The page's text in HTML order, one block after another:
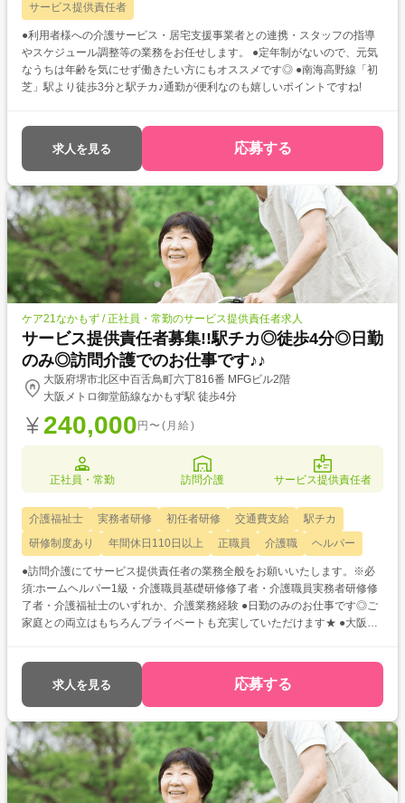
サービス提供責任者
●利用者様への介護サービス・居宅支援事業者との連携・スタッフの指導
やスケジュール調整等の業務をお任せします。 ●定年制がないので、元気
なうちは年齢を気にせず働きたい方にもオススメです◎ ●南海高野線「初
芝」駅より徒歩3分と駅チカ♪通勤が便利なのも嬉しいポイントですね!
求人を見る 応募する
ケア21なかもず / 正社員・常勤のサービス提供責任者求人
サービス提供責任者募集!!駅チカ◎徒歩4分◎日勤
のみ◎訪問介護でのお仕事です♪♪
大阪府堺市北区中百舌鳥町六丁816番 MFGビル2階
大阪メトロ御堂筋線なかもず駅 徒歩4分
240,000 円〜(月給)
正社員・常勤 訪問介護 サービス提供責任者
介護福祉士 実務者研修 初任者研修 交通費支給
駅チカ
研修制度あり
年間休日110日以上 正職員 介護職 ヘルパー
●訪問介護にてサービス提供責任者の業務全般をお願いいたします。※必
須:ホームヘルパー1級・介護職員基礎研修修了者・介護職員実務者研修修
了者・介護福祉士のいずれか、介護業務経験 ●日勤のみのお仕事です◎ご
家庭との両立はもちろんプライベートも充実していただけます★ ●大阪メ
求人を見る 応募する